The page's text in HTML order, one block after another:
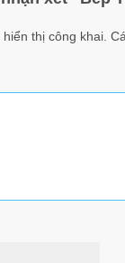
thị công khai.